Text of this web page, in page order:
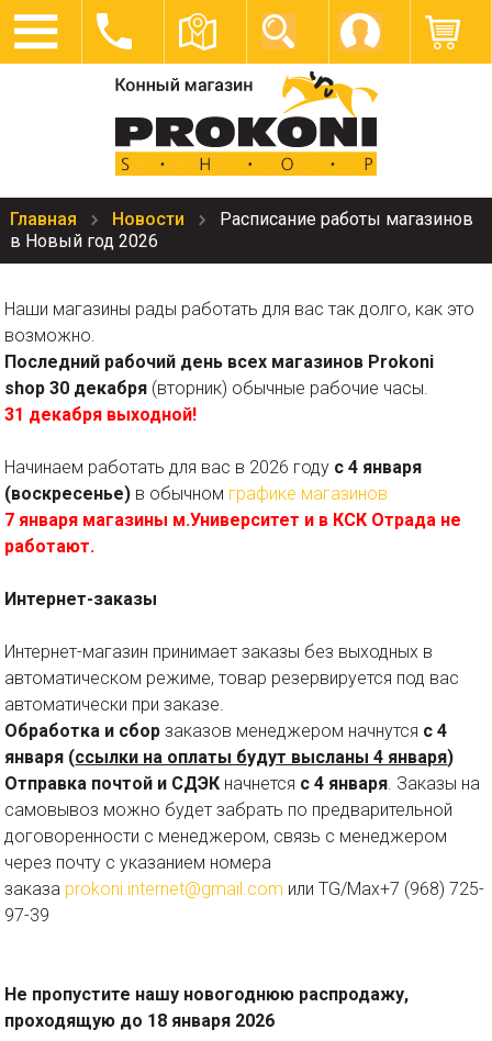
Главная Новости
Расписание работы магазинов
в Новый год 2026
Наши магазины рады работать для вас так долго, как это
возможно.
Последний рабочий день всех магазинов Prokoni
shop 30 декабря (вторник) обычные рабочие часы.
31 декабря выходной!
Начинаем работать для вас в 2026 году с 4 января
(воскресенье) в обычном графике магазинов
7 января магазины м.Университет и в КСК Отрада не
работают.
Интернет-заказы
Интернет-магазин принимает заказы без выходных в
автоматическом режиме, товар резервируется под вас
автоматически при заказе.
Обработка и сбор заказов менеджером начнутся с 4
января (ссылки на оплаты будут высланы 4 января)
Отправка почтой и СДЭК начнется с 4 января. Заказы на
самовывоз можно будет забрать по предварительной
договоренности с менеджером, связь с менеджером
через почту с указанием номера
заказа prokoni.internet@gmail.com или TG/Max+7 (968) 725-
97-39
Не пропустите нашу новогоднюю распродажу,
проходящую до 18 января 2026